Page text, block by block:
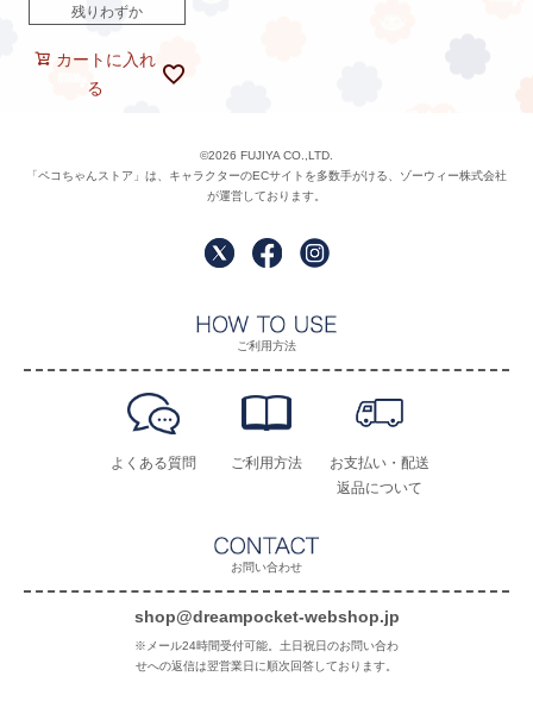
残りわずか
カートに入れ
る
©2026 FUJIYA CO.,LTD.
「ペコちゃんストア」は、キャラクターのECサイトを多数手がける、ゾーウィー株式会社
が運営しております。
お問い合わせ
shop@dreampocket-webshop.jp
※メール24時間受付可能。土日祝日のお問い合わ
せへの返信は翌営業日に順次回答しております。
ご利用方法
よくある質問 ご利用方法
お支払い・配送
返品について